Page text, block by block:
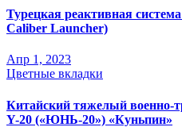
Турецкая реактивная
Caliber Launcher)
Апр 1, 2023
Цветные вкладки
Китайский тяжелый военно-
Y-20 («ЮНЬ-20») «Куньпин»